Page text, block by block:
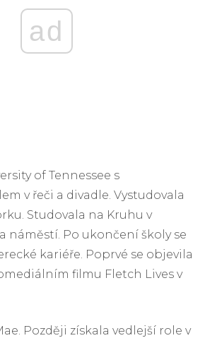
ad
of Tennessee s
v řeči a divadle. Vystudovala
Studovala na Kruhu v
náměstí. Po ukončení školy se
kariéře. Poprvé se objevila
filmu Fletch Lives v
Později získala vedlejší role v